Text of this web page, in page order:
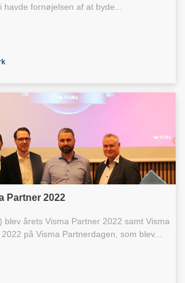
fornøjelsen af at byde...
Partner 2022
blev årets Visma Partner 2022 samt Visma
på Visma Partnerdagen, som blev...